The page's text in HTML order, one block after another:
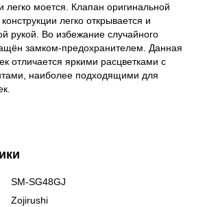
легко моется. Клапан оригинальной
легко открывается и
рукой. Во избежание случайного
замком-предохранителем. Данная
отличается яркими расцветками с
наиболее подходящими для
SM-SG48GJ
Zojirushi